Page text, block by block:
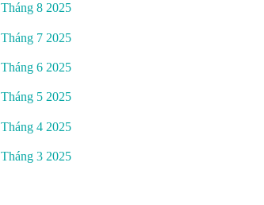
Tháng 8 2025
Tháng 7 2025
Tháng 6 2025
Tháng 5 2025
Tháng 4 2025
Tháng 3 2025